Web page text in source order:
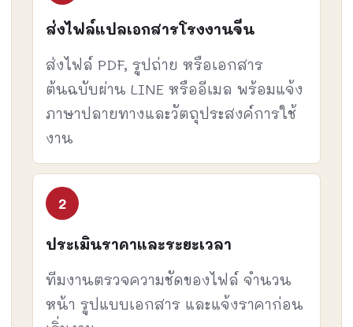
ส่งไฟล์แปลเอกสารโรงงานจีน
ส่งไฟล์ PDF, รูปถ่าย หรือเอกสาร
ต้นฉบับผ่าน LINE หรืออีเมล พร้อมแจ้ง
ภาษาปลายทางและวัตถุประสงค์การใช้
งาน
ประเมินราคาและระยะเวลา
ทีมงานตรวจความชัดของไฟล์ จำนวน
หน้า รูปแบบเอกสาร และแจ้งราคาก่อน